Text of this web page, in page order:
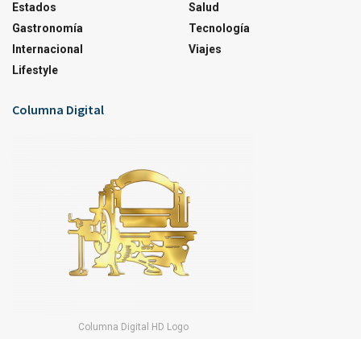
Estados
Gastronomía
Internacional
Lifestyle
Salud
Tecnología
Viajes
Columna Digital
Columna Digital HD Logo